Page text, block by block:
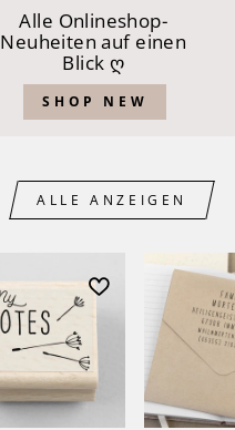
Alle Onlineshop-
Neuheiten auf einen
Blick ღ
SHOP NEW
ALLE ANZEIGEN